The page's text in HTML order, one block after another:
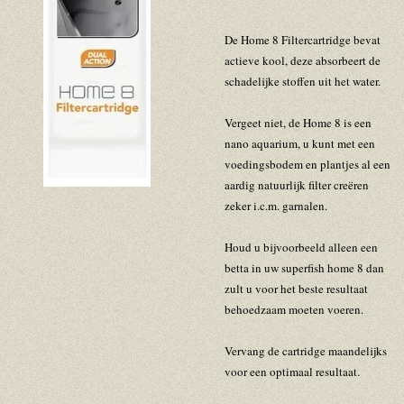
De Home 8 Filtercartridge bevat
actieve kool, deze absorbeert de
schadelijke stoffen uit het water.
Vergeet niet, de Home 8 is een
nano aquarium, u kunt met een
voedingsbodem en plantjes al een
aardig natuurlijk filter creëren
zeker i.c.m. garnalen.
Houd u bijvoorbeeld alleen een
betta in uw superfish home 8 dan
zult u voor het beste resultaat
behoedzaam moeten voeren.
Vervang de cartridge maandelijks
voor een optimaal resultaat.